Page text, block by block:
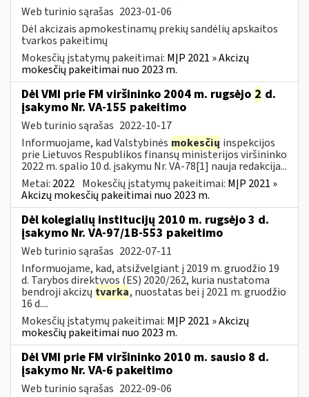
Web turinio sąrašas 2023-01-06
Dėl akcizais apmokestinamų prekių sandėlių apskaitos
tvarkos pakeitimų
Mokesčių įstatymų pakeitimai: MĮP 2021 » Akcizų
mokesčių pakeitimai nuo 2023 m.
Dėl VMI prie FM viršininko 2004 m. rugsėjo 2 d.
įsakymo Nr. VA-155 pakeitimo
Web turinio sąrašas 2022-10-17
Informuojame, kad Valstybinės mokesčių inspekcijos
prie Lietuvos Respublikos finansų ministerijos viršininko
2022 m. spalio 10 d. įsakymu Nr. VA-78[1] nauja redakcija...
Metai: 2022 Mokesčių įstatymų pakeitimai: MĮP 2021 »
Akcizų mokesčių pakeitimai nuo 2023 m.
Dėl kolegialių institucijų 2010 m. rugsėjo 3 d.
įsakymo Nr. VA-97/1B-553 pakeitimo
Web turinio sąrašas 2022-07-11
Informuojame, kad, atsižvelgiant į 2019 m. gruodžio 19
d. Tarybos direktyvos (ES) 2020/262, kuria nustatoma
bendroji akcizų tvarka, nuostatas bei į 2021 m. gruodžio
16 d....
Mokesčių įstatymų pakeitimai: MĮP 2021 » Akcizų
mokesčių pakeitimai nuo 2023 m.
Dėl VMI prie FM viršininko 2010 m. sausio 8 d.
įsakymo Nr. VA-6 pakeitimo
Web turinio sąrašas 2022-09-06